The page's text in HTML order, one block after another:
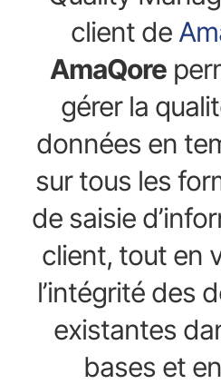
client de
AmaQore
gérer la
données en
sur tous les
de saisie
client, tout en
l’intégrité des
existantes
bases et